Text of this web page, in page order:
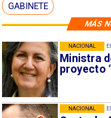
MÁS
Ministra
proyecto
NACIONAL
NACIONAL
GABINETE